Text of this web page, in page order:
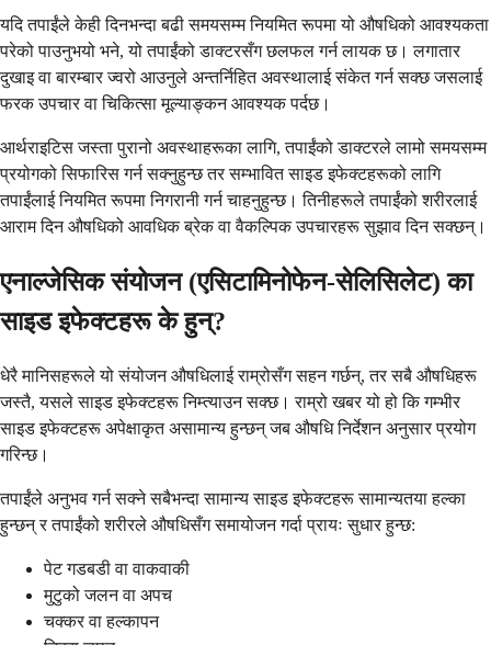
यदि तपाईंले केही दिनभन्दा बढी समयसम्म नियमित रूपमा यो औषधिको आवश्यकता
परेको पाउनुभयो भने, यो तपाईंको डाक्टरसँग छलफल गर्न लायक छ। लगातार
दुखाइ वा बारम्बार ज्वरो आउनुले अन्तर्निहित अवस्थालाई संकेत गर्न सक्छ जसलाई
फरक उपचार वा चिकित्सा मूल्याङ्कन आवश्यक पर्दछ।
आर्थराइटिस जस्ता पुरानो अवस्थाहरूका लागि, तपाईंको डाक्टरले लामो समयसम्म
प्रयोगको सिफारिस गर्न सक्नुहुन्छ तर सम्भावित साइड इफेक्टहरूको लागि
तपाईंलाई नियमित रूपमा निगरानी गर्न चाहनुहुन्छ। तिनीहरूले तपाईंको शरीरलाई
आराम दिन औषधिको आवधिक ब्रेक वा वैकल्पिक उपचारहरू सुझाव दिन सक्छन्।
एनाल्जेसिक संयोजन (एसिटामिनोफेन-सेलिसिलेट) का
साइड इफेक्टहरू के हुन्?
धेरै मानिसहरूले यो संयोजन औषधिलाई राम्रोसँग सहन गर्छन्, तर सबै औषधिहरू
जस्तै, यसले साइड इफेक्टहरू निम्त्याउन सक्छ। राम्रो खबर यो हो कि गम्भीर
साइड इफेक्टहरू अपेक्षाकृत असामान्य हुन्छन् जब औषधि निर्देशन अनुसार प्रयोग
गरिन्छ।
तपाईंले अनुभव गर्न सक्ने सबैभन्दा सामान्य साइड इफेक्टहरू सामान्यतया हल्का
हुन्छन् र तपाईंको शरीरले औषधिसँग समायोजन गर्दा प्रायः सुधार हुन्छ:
पेट गडबडी वा वाकवाकी
मुटुको जलन वा अपच
चक्कर वा हल्कापन